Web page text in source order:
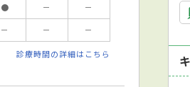
● －
－
－ － －
診療時間の詳細はこちら